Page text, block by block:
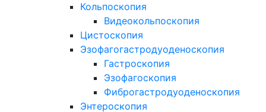
Кольпоскопия
Видеокольпоскопия
Цистоскопия
Эзофагогастродуоденоскопия
Гастроскопия
Эзофагоскопия
Фиброгастродуоденоскопия
Энтероскопия